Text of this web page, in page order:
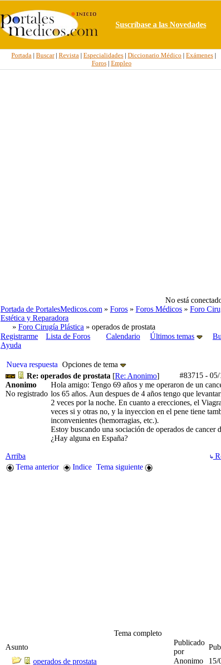
Suscríbase a las Novedades
Portada | Buscar| Revista | Especialidades | Diccionario Médico | Exámenes |
Foros| Empleo
No está
Portada de PortalesMedicos.com » Foros » Foros Médicos » Foro
Estética y Reparadora
» Foro Cirugía Plástica » operados de prostata
Registrarme
Lista de Foros Calendario Últimos temas
Ayuda
Nueva respuesta Opciones de tema
#83715 - 05/
Re: operados de prostata [Re: Anonimo]
Anonimo
No registrado
Hola amigo: Tengo 69 años y me operaron de un
los 65 años. Aun despues de 4 años tengo que
2 veces por la noche. En cuanto a erecciones, el
veces si y otras no, y la inyeccion en el pene tiene
inconvenientes (hemorragias, etc.).
Estoy buscando una sociación de operados de cancer
¿Hay alguna en España?
Arriba
Tema anterior
Indice Tema siguiente
Tema completo
Asunto
Publicado
por
operados de prostata
Anonimo
15/